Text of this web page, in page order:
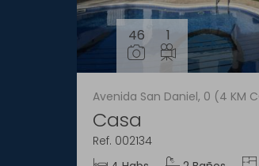
46 1
Casa
Ref. 002134